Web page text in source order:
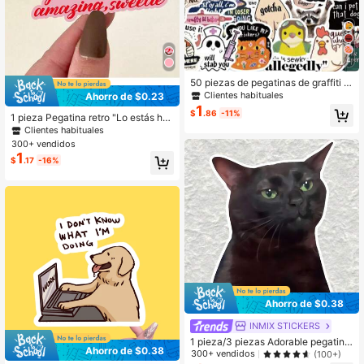
Ahorro de $0.23
1 pieza Pegatina retro "Lo estás ha
ciendo increíble, cariño", Pegatina p
ara parachoques de coche & acces
orios de automóvil, ventana, portáti
l, taza aislada, cuaderno, funda de t
eléfono, monopatín, útiles escolare
s, vuelta al colegio
Clientes habituales
300+ vendidos
$1 .17 -16%
Ahorro de $0.38
4
50 piezas de pegatinas de graffiti e
n inglés con memes divertidos y cit
as humorísticas, de vinilo impermea
ble para portátil, teléfono, coche, m
oking, computadora y diario
Clientes habituales
$1 .86 -11%
Ahorro de $0.38
INMIX STICKERS
1 pieza/3 piezas Adorable pegatina
de gatito negro pequeño, cubierta c
300+ vendidos (100+)